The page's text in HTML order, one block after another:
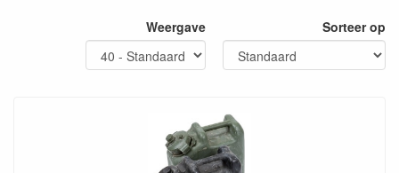
Weergave Sorteer op